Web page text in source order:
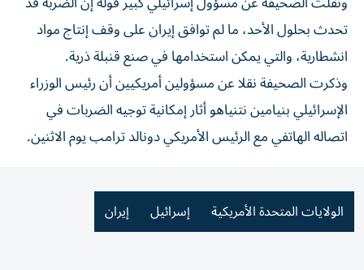
تحدث بحلول الأحد، ما لم توافق إيران على وقف إنتاج مواد
انشطارية، والتي يمكن استخدامها في صنع قنبلة ذرية.
وذكرت الصحيفة نقلا عن مسؤولين أمريكيين أن رئيس الوزراء
الإسرائيلي بنيامين نتنياهو أثار إمكانية توجيه الضربات في
اتصاله الهاتفي مع الرئيس الأمريكي دونالد ترامب يوم الاثنين.
الولايات المتحدة الأمريكية إسرائيل إيران